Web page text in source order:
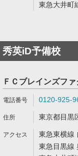
東急大井町
秀英iD予備校
ＦＣブレインズフ
0120-925-
東京都目黒
東急東横線
東急目黒線